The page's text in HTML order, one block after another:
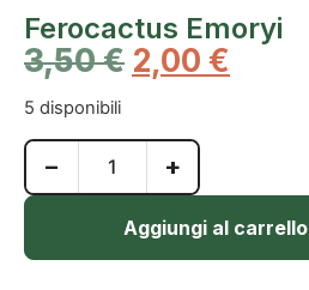
Ferocactus Emoryi
3,50€ 2,00 €
5 disponibili
− +
Aggiungi al carrello